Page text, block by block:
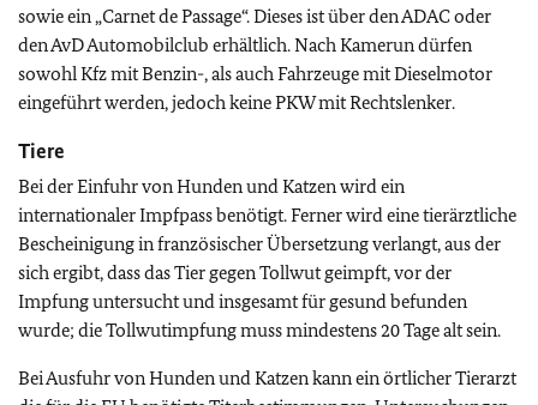
sowie ein „Carnet de Passage“. Dieses ist über den ADAC oder
den AvD Automobilclub erhältlich. Nach Kamerun dürfen
sowohl Kfz mit Benzin-, als auch Fahrzeuge mit Dieselmotor
eingeführt werden, jedoch keine PKW mit Rechtslenker.
Tiere
Bei der Einfuhr von Hunden und Katzen wird ein
internationaler Impfpass benötigt. Ferner wird eine tierärztliche
Bescheinigung in französischer Übersetzung verlangt, aus der
sich ergibt, dass das Tier gegen Tollwut geimpft, vor der
Impfung untersucht und insgesamt für gesund befunden
wurde; die Tollwutimpfung muss mindestens 20 Tage alt sein.
Bei Ausfuhr von Hunden und Katzen kann ein örtlicher Tierarzt